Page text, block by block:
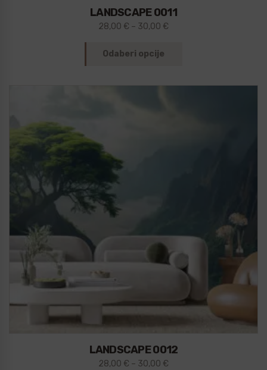
LANDSCAPE 0011
28,00 € – 30,00 €
Odaberi opcije
LANDSCAPE 0012
28,00 € – 30,00 €